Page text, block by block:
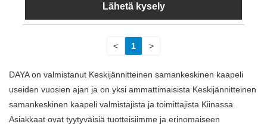
Lähetä kysely
< 1 >
DAYA on valmistanut Keskijännitteinen samankeskinen kaapeli
useiden vuosien ajan ja on yksi ammattimaisista Keskijännitteinen
samankeskinen kaapeli valmistajista ja toimittajista Kiinassa.
Asiakkaat ovat tyytyväisiä tuotteisiimme ja erinomaiseen